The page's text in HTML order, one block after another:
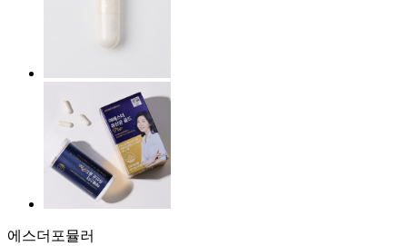
에스더포뮬러